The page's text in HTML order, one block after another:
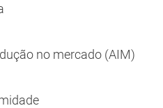
no mercado (AIM)